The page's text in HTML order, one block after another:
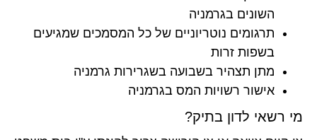
השונים בגרמניה
תרגומים נוטריוניים של כל המסמכים שמגיעים
בשפות זרות
מתן תצהיר בשבועה בשגרירות גרמניה
אישור רשויות המס בגרמניה
מי רשאי לדון בתיק?